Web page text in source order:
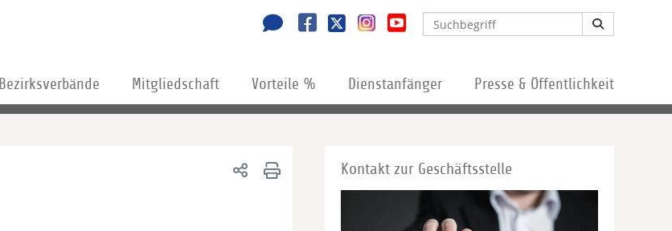
Bezirksverbände Mitgliedschaft Vorteile % Dienstanfänger Presse & Öffentlichkeit
Kontakt zur Geschäftsstelle